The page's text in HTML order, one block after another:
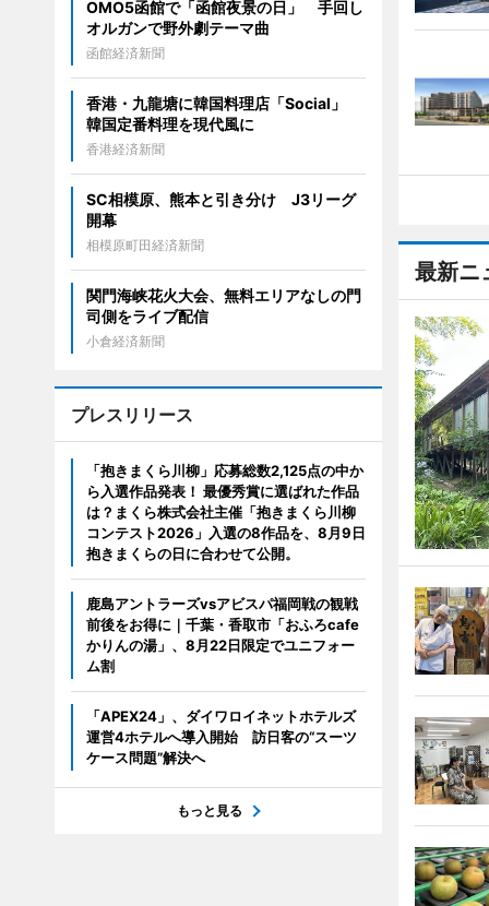
最新ニ
OMO5函館で「函館夜景の日」 手回し
オルガンで野外劇テーマ曲
函館経済新聞
香港・九龍塘に韓国料理店「Social」
韓国定番料理を現代風に
香港経済新聞
SC相模原、熊本と引き分け J3リーグ
開幕
相模原町田経済新聞
関門海峡花火大会、無料エリアなしの門
司側をライブ配信
小倉経済新聞
プレスリリース
「抱きまくら川柳」応募総数2,125点の中か
ら入選作品発表！ 最優秀賞に選ばれた作品
は？まくら株式会社主催「抱きまくら川柳
コンテスト2026」入選の8作品を、8月9日
抱きまくらの日に合わせて公開。
鹿島アントラーズvsアビスパ福岡戦の観戦
前後をお得に｜千葉・香取市「おふろcafe
かりんの湯」、8月22日限定でユニフォー
ム割
「APEX24」、ダイワロイネットホテルズ
運営4ホテルへ導入開始 訪日客の“スーツ
ケース問題”解決へ
もっと見る